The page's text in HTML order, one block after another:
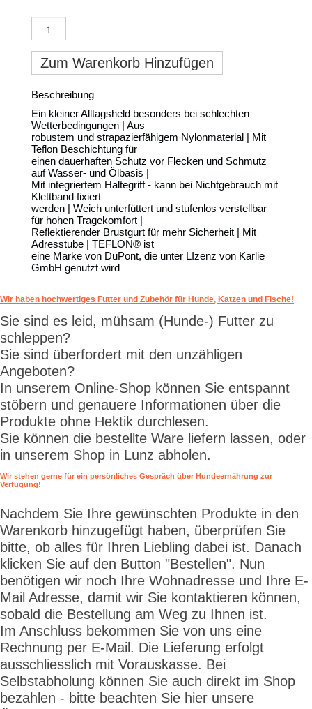
Zum Warenkorb Hinzufügen
Beschreibung
Ein kleiner Alltagsheld besonders bei schlechten
Wetterbedingungen | Aus
robustem und strapazierfähigem Nylonmaterial | Mit
Teflon Beschichtung für
einen dauerhaften Schutz vor Flecken und Schmutz
auf Wasser- und Ölbasis |
Mit integriertem Haltegriff - kann bei Nichtgebrauch mit
Klettband fixiert
werden | Weich unterfüttert und stufenlos verstellbar
für hohen Tragekomfort |
Reflektierender Brustgurt für mehr Sicherheit | Mit
Adresstube | TEFLON® ist
eine Marke von DuPont, die unter LIzenz von Karlie
GmbH genutzt wird
Wir haben hochwertiges Futter und Zubehör für Hunde, Katzen und Fische!
Sie sind es leid, mühsam (Hunde-) Futter zu
schleppen?
Sie sind überfordert mit den unzähligen
Angeboten?
In unserem Online-Shop können Sie entspannt
stöbern und genauere Informationen über die
Produkte ohne Hektik durchlesen.
Sie können die bestellte Ware liefern lassen, oder
in unserem Shop in Lunz abholen.
Wir stehen gerne für ein persönliches Gespräch über Hundeernährung zur
Verfügung!
Nachdem Sie Ihre gewünschten Produkte in den
Warenkorb hinzugefügt haben, überprüfen Sie
bitte, ob alles für Ihren Liebling dabei ist. Danach
klicken Sie auf den Button "Bestellen". Nun
benötigen wir noch Ihre Wohnadresse und Ihre E-
Mail Adresse, damit wir Sie kontaktieren können,
sobald die Bestellung am Weg zu Ihnen ist.
Im Anschluss bekommen Sie von uns eine
Rechnung per E-Mail. Die Lieferung erfolgt
ausschliesslich mit Vorauskasse. Bei
Selbstabholung können Sie auch direkt im Shop
bezahlen - bitte beachten Sie hier unsere